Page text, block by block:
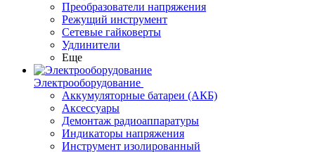
Преобразователи напряжения
Режущий инструмент
Сетевые гайковерты
Удлинители
Еще
Электрооборудование
Аккумуляторные батареи (АКБ)
Аксессуары
Демонтаж радиоаппаратуры
Индикаторы напряжения
Инструмент изолированный